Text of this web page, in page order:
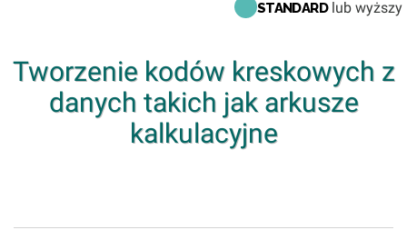
STANDARDlub wyższy
Tworzenie kodów kreskowych z
danych takich jak arkusze
kalkulacyjne